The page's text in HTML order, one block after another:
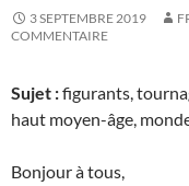
3 SEPTEMBRE 2019
COMMENTAIRE
Sujet :figurants,
haut moyen-âge,
Bonjour à tous,